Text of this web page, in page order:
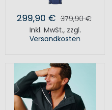
299,90 € 379,90 €
Inkl. MwSt., zzgl.
Versandkosten